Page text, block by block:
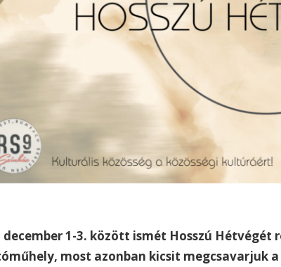
december 1-3. között ismét Hosszú Hétvégét
most azonban kicsit megcsavarjuk